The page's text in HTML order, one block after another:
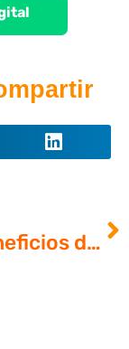
Los beneficios de una agencia en campañas de e-mail marketing